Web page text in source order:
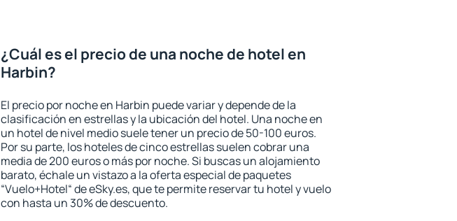
¿Cuál es el precio de una noche de hotel en
Harbin?
El precio por noche en Harbin puede variar y depende de la
clasificación en estrellas y la ubicación del hotel. Una noche en
un hotel de nivel medio suele tener un precio de 50-100 euros.
Por su parte, los hoteles de cinco estrellas suelen cobrar una
media de 200 euros o más por noche. Si buscas un alojamiento
barato, échale un vistazo a la oferta especial de paquetes
“Vuelo+Hotel“ de eSky.es, que te permite reservar tu hotel y vuelo
con hasta un 30% de descuento.